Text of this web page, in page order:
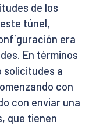
de los
túnel,
era
En términos
solicitudes a
con
con enviar una
que tienen